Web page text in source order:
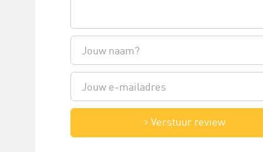
Verstuur review